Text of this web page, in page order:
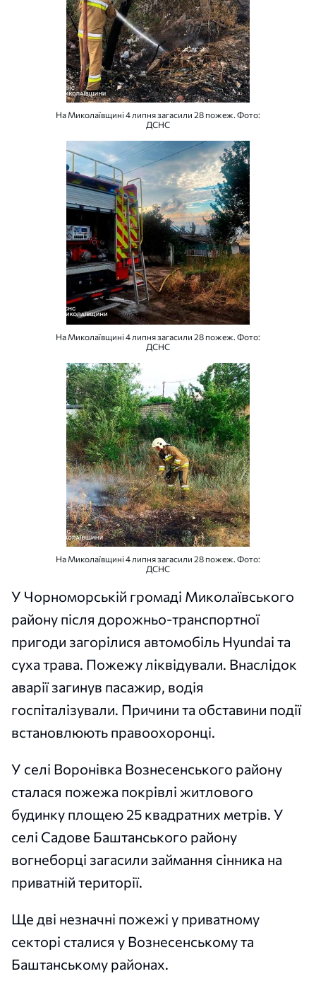
На Миколаївщині 4 липня загасили 28 пожеж. Фото:
ДСНС
На Миколаївщині 4 липня загасили 28 пожеж. Фото:
ДСНС
На Миколаївщині 4 липня загасили 28 пожеж. Фото:
ДСНС
У Чорноморській громаді Миколаївського
району після дорожньо-транспортної
пригоди загорілися автомобіль Hyundai та
суха трава. Пожежу ліквідували. Внаслідок
аварії загинув пасажир, водія
госпіталізували. Причини та обставини події
встановлюють правоохоронці.
У селі Воронівка Вознесенського району
сталася пожежа покрівлі житлового
будинку площею 25 квадратних метрів. У
селі Садове Баштанського району
вогнеборці загасили займання сінника на
приватній території.
Ще дві незначні пожежі у приватному
секторі сталися у Вознесенському та
Баштанському районах.